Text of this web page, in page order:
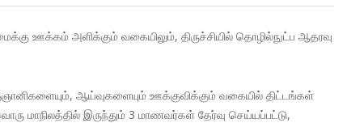
ஊக்கம் அளிக்கும் வகையிலும், திருச்சியில் தொழில்நுட்ப ஆதரவு
ஆய்வுகளையும் ஊக்குவிக்கும் வகையில் திட்டங்கள்
மாநிலத்தில் இருந்தும் 3 மாணவர்கள் தேர்வு செய்யப்பட்டு,